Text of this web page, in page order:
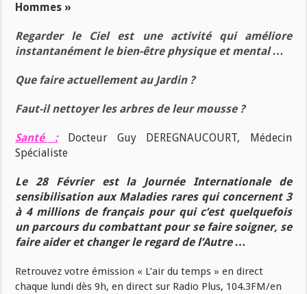
Hommes »
Regarder le Ciel est une activité qui améliore
instantanément le bien-être physique et mental …
Que faire actuellement au Jardin ?
Faut-il nettoyer les arbres de leur mousse ?
Santé :
Docteur Guy DEREGNAUCOURT, Médecin
Spécialiste
Le 28 Février est la Journée Internationale de
sensibilisation aux Maladies rares qui concernent 3
à 4 millions de français pour qui c’est quelquefois
un parcours du combattant pour se faire soigner, se
faire aider et changer le regard de l’Autre …
Retrouvez votre émission « L’air du temps » en direct
chaque lundi dès 9h, en direct sur Radio Plus, 104.3FM/en